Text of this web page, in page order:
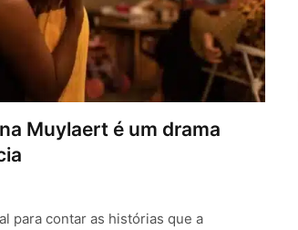
Muylaert é um drama
para contar as histórias que a